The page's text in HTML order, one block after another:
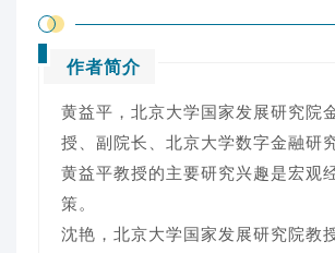
作者简介
黄益平，北京大学国家发展研究院
授、副院长、北京大学数字金融研
黄益平教授的主要研究兴趣是宏观
策。
沈艳，北京大学国家发展研究院教